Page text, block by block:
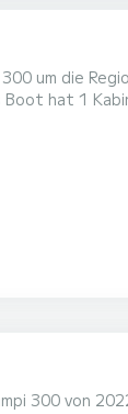
um die
Begleiter
300 von